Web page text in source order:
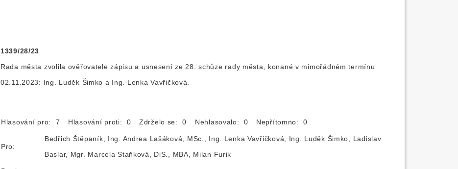
1339/28/23
Rada města zvolila ověřovatele zápisu a usnesení ze 28. schůze rady města, konané v mimořádném termínu
02.11.2023: Ing. Luděk Šimko a Ing. Lenka Vavřičková.
Hlasování pro: 7 Hlasování proti: 0 Zdrželo se: 0 Nehlasovalo: 0 Nepřítomno: 0
Pro:
Bedřich Štěpaník, Ing. Andrea Lašáková, MSc., Ing. Lenka Vavřičková, Ing. Luděk Šimko, Ladislav
Baslar, Mgr. Marcela Staňková, DiS., MBA, Milan Furik